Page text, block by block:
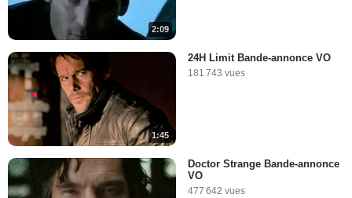
2:09
1:45
24H Limit Bande-annonce VO
181 743 vues
Doctor Strange Bande-annonce
VO
477 642 vues